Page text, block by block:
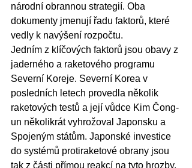
národní obrannou strategií. Oba
dokumenty jmenují řadu faktorů, které
vedly k navýšení rozpočtu.
Jedním z klíčových faktorů jsou obavy z
jaderného a raketového programu
Severní Koreje. Severní Korea v
posledních letech provedla několik
raketových testů a její vůdce Kim Čong-
un několikrát vyhrožoval Japonsku a
Spojeným státům. Japonské investice
do systémů protiraketové obrany jsou
tak z části přímou reakcí na tyto hrozby.